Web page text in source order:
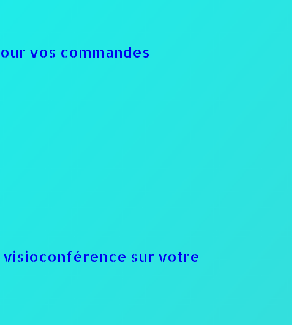
vos commandes
visioconférence sur votre